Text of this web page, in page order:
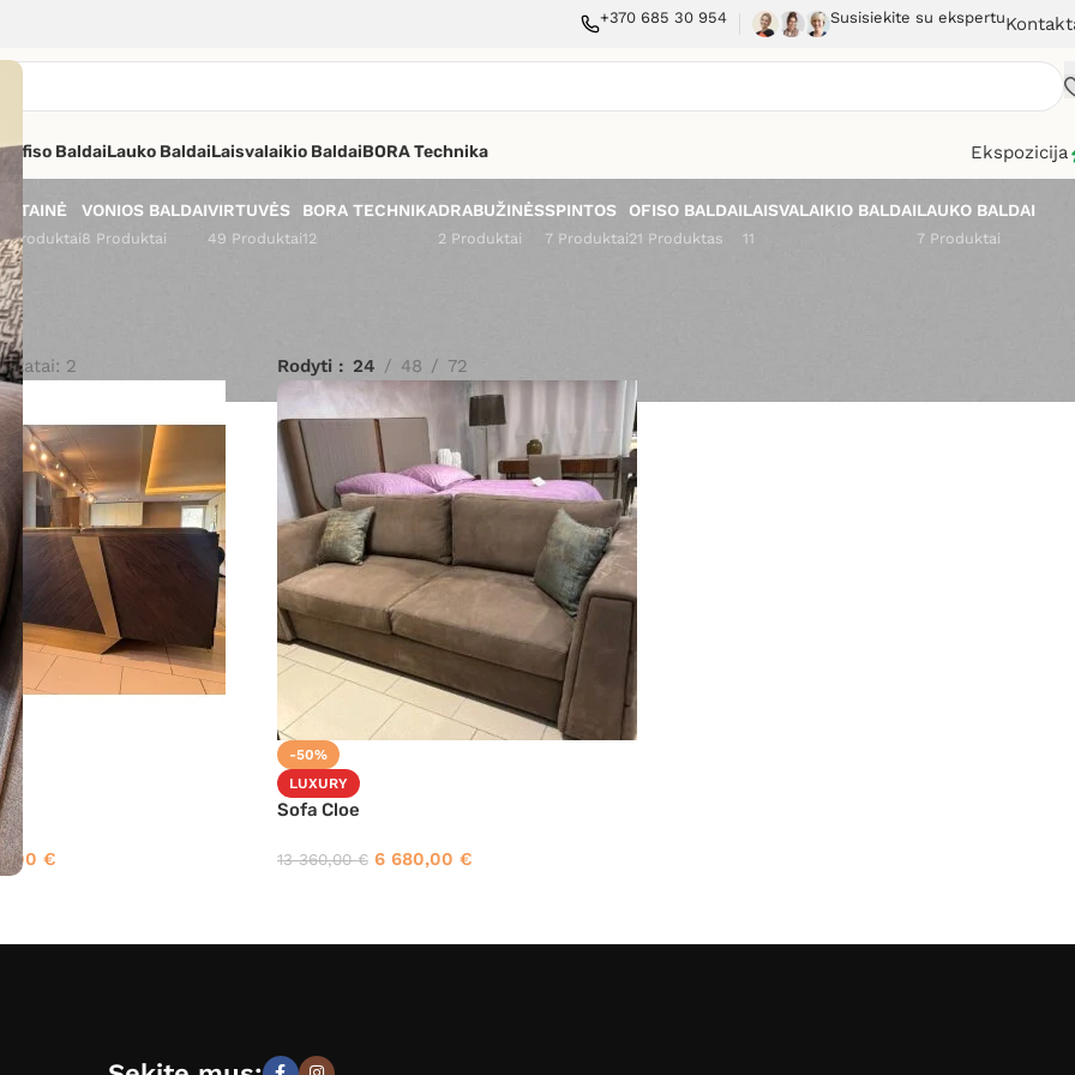
+370 685 30 954 Susisiekite su ekspertu
Ofiso BaldaiLauko BaldaiLaisvalaikio BaldaiBORA Technika Ekspozicija
Produktai
VONIOS BALDAI
8 Produktai
VIRTUVĖS
49 Produktai
BORA TECHNIKA
12
DRABUŽINĖS
2 Produktai
SPINTOS
7 Produktai
OFISO BALDAI
21 Produktas
LAISVALAIKIO BALDAI
11
LAUKO BALDAI
7 Produktai
2 Rodyti 24 48 72
€
-50%
LUXURY
Sofa Cloe
13 360,00€ 6 680,00 €